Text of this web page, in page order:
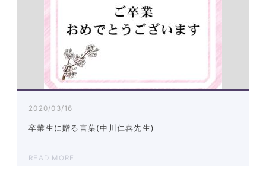
2020/03/16
卒業生に贈る言葉(中川仁喜先生)
READ MORE